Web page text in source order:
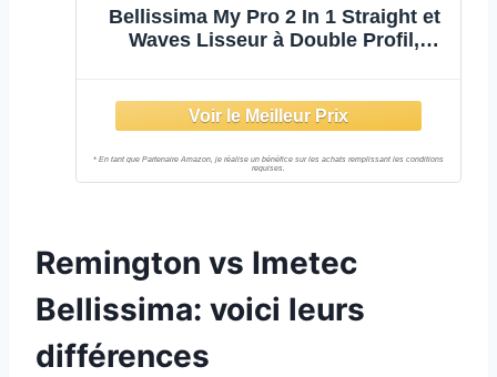
Bellissima My Pro 2 In 1 Straight et
Waves Lisseur à Double Profil,
Céramique, 4 Bon de Température
de 150 à 210 °C
Remington vs Imetec
Bellissima: voici leurs
différences